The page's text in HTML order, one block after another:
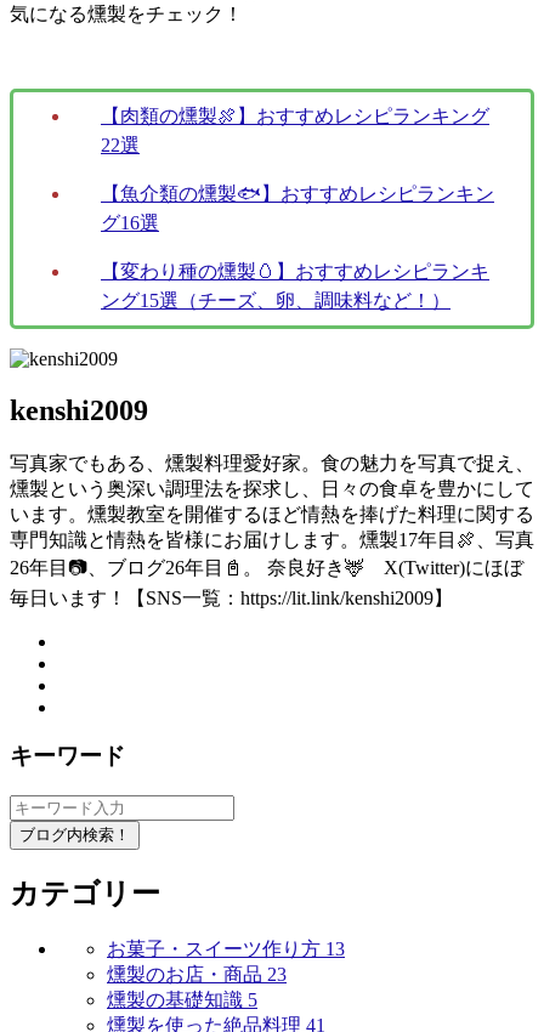
気になる燻製をチェック！
【肉類の燻製🍖】おすすめレシピランキング
22選
【魚介類の燻製🐟】おすすめレシピランキン
グ16選
【変わり種の燻製🥚】おすすめレシピランキ
ング15選（チーズ、卵、調味料など！）
kenshi2009
写真家でもある、燻製料理愛好家。食の魅力を写真で捉え、
燻製という奥深い調理法を探求し、日々の食卓を豊かにして
います。燻製教室を開催するほど情熱を捧げた料理に関する
専門知識と情熱を皆様にお届けします。燻製17年目🍖、写真
26年目📷、ブログ26年目📓。 奈良好き🦌 X(Twitter)にほぼ
毎日います！【SNS一覧：https://lit.link/kenshi2009】
キーワード
ブログ内検索！
カテゴリー
お菓子・スイーツ作り方 13
燻製のお店・商品 23
燻製の基礎知識 5
燻製を使った絶品料理 41